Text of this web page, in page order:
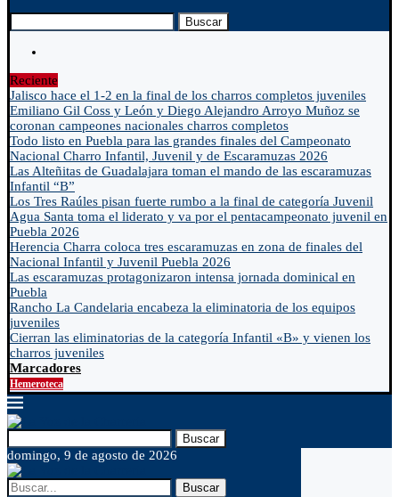
Buscar
Reciente
Jalisco hace el 1-2 en la final de los charros completos juveniles
Emiliano Gil Coss y León y Diego Alejandro Arroyo Muñoz se
coronan campeones nacionales charros completos
Todo listo en Puebla para las grandes finales del Campeonato
Nacional Charro Infantil, Juvenil y de Escaramuzas 2026
Las Alteñitas de Guadalajara toman el mando de las escaramuzas
Infantil “B”
Los Tres Raúles pisan fuerte rumbo a la final de categoría Juvenil
Agua Santa toma el liderato y va por el pentacampeonato juvenil en
Puebla 2026
Herencia Charra coloca tres escaramuzas en zona de finales del
Nacional Infantil y Juvenil Puebla 2026
Las escaramuzas protagonizaron intensa jornada dominical en
Puebla
Rancho La Candelaria encabeza la eliminatoria de los equipos
juveniles
Cierran las eliminatorias de la categoría Infantil «B» y vienen los
charros juveniles
Marcadores
Hemeroteca
Buscar
domingo, 9 de agosto de 2026
Buscar